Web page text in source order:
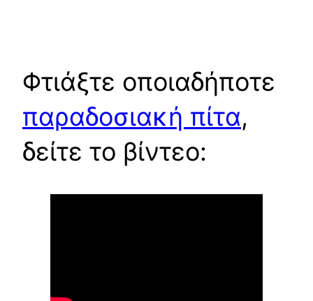
Φτιάξτε οποιαδήποτε
παραδοσιακή πίτα,
δείτε το βίντεο: